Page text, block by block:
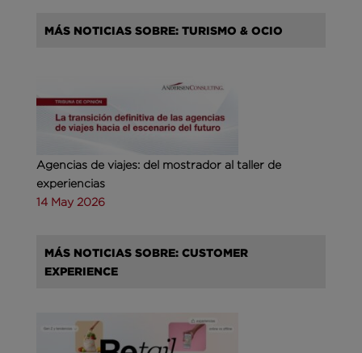
MÁS NOTICIAS SOBRE: TURISMO & OCIO
Agencias de viajes: del mostrador al taller de
experiencias
14 May 2026
MÁS NOTICIAS SOBRE: CUSTOMER
EXPERIENCE